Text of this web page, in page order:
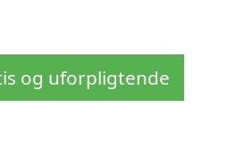
og uforpligtende